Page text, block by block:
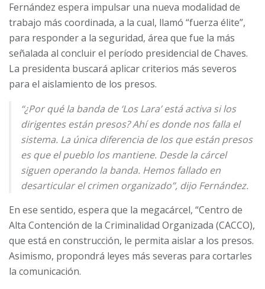
Fernández espera impulsar una nueva modalidad de
trabajo más coordinada, a la cual, llamó “fuerza élite”,
para responder a la seguridad, área que fue la más
señalada al concluir el período presidencial de Chaves.
La presidenta buscará aplicar criterios más severos
para el aislamiento de los presos.
“¿Por qué la banda de ‘Los Lara’ está activa si los
dirigentes están presos? Ahí es donde nos falla el
sistema. La única diferencia de los que están presos
es que el pueblo los mantiene. Desde la cárcel
siguen operando la banda. Hemos fallado en
desarticular el crimen organizado”, dijo Fernández.
En ese sentido, espera que la megacárcel, “Centro de
Alta Contención de la Criminalidad Organizada (CACCO),
que está en construcción, le permita aislar a los presos.
Asimismo, propondrá leyes más severas para cortarles
la comunicación.